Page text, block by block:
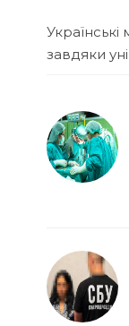
завдяки